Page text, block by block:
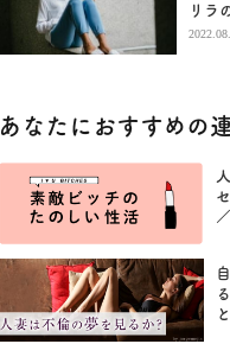
リラ
あなたにおすすめの